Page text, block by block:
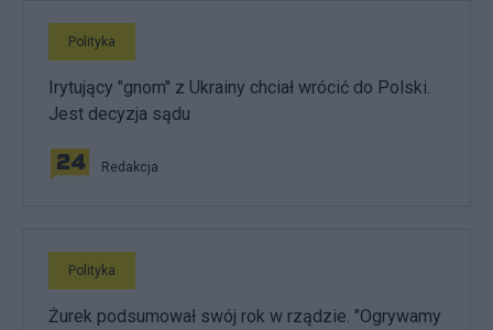
Polityka
Irytujący "gnom" z Ukrainy chciał wrócić do Polski.
Jest decyzja sądu
Redakcja
Polityka
Żurek podsumował swój rok w rządzie. "Ogrywamy